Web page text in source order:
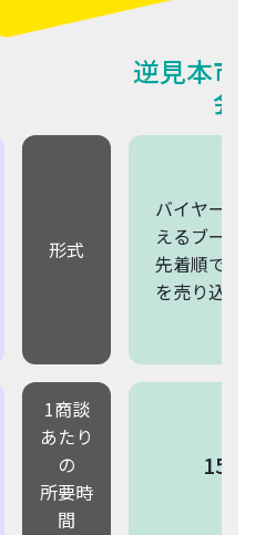
逆見本市
会
形式
バイヤー各
えるブース
先着順で自
を売り込む
1商談
あたり
の
所要時
間
15分